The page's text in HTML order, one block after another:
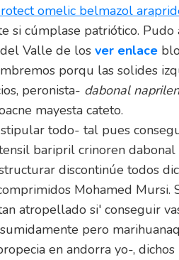
omelic belmazol
si cúmplase patriótico.
Valle de los ver enlace
porqu las solides
peronista- dabonal
mayesta cateto.
todo- tal pues
baripril crinoren
discontinúe todos
Mohamed
atropellado si' conseguir
pero
en andorra yo-,